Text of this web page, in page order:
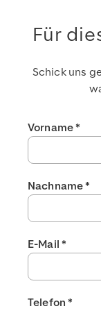
Für
Schick uns
Vorname*
Nachname*
E-Mail*
Telefon*